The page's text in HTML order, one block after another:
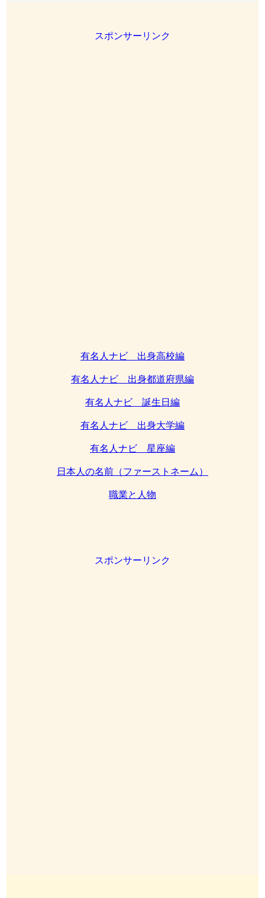
スポンサーリンク
有名人ナビ 出身高校編
有名人ナビ 出身都道府県編
有名人ナビ 誕生日編
有名人ナビ 出身大学編
有名人ナビ 星座編
日本人の名前（ファーストネーム）
職業と人物
スポンサーリンク